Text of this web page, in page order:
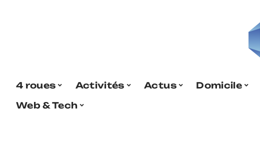
4 roues Activités Actus Domicile
Web & Tech